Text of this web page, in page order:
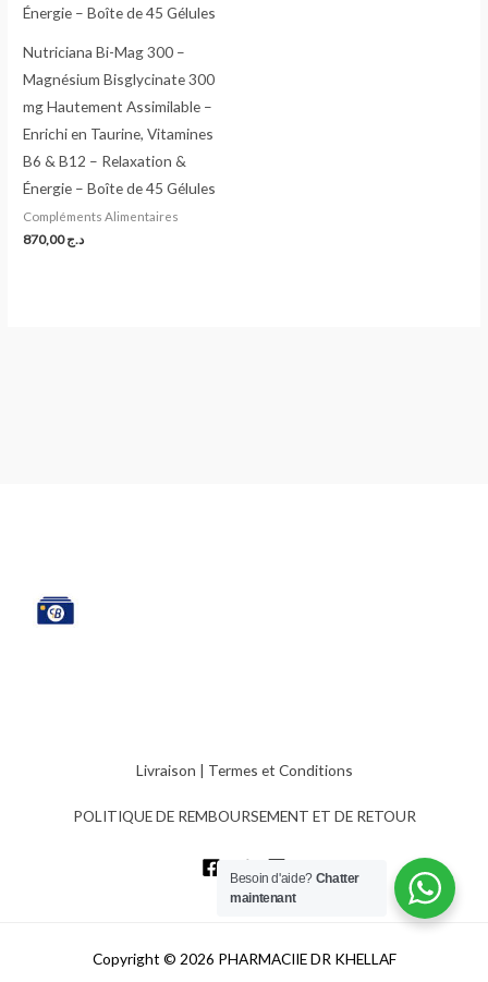
Nutriciana Bi-Mag 300 –
Magnésium Bisglycinate 300
mg Hautement Assimilable –
Enrichi en Taurine, Vitamines
B6 & B12 – Relaxation &
Énergie – Boîte de 45 Gélules
Compléments Alimentaires
د.ج870,00
Livraison | Termes et Conditions
POLITIQUE DE REMBOURSEMENT ET DE RETOUR
Copyright © 2026 PHARMACIIE DR KHELLAF
Besoin d'aide? Chatter
maintenant